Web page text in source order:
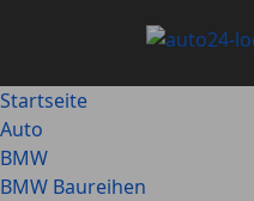
Startseite
Auto
BMW
BMW Baureihen